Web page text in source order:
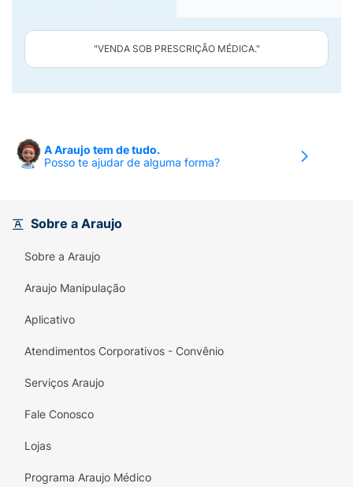
"VENDA SOB PRESCRIÇÃO MÉDICA."
A Araujo tem de tudo.
Posso te ajudar de alguma forma?
Sobre a Araujo
Sobre a Araujo
Araujo Manipulação
Aplicativo
Atendimentos Corporativos - Convênio
Serviços Araujo
Fale Conosco
Lojas
Programa Araujo Médico